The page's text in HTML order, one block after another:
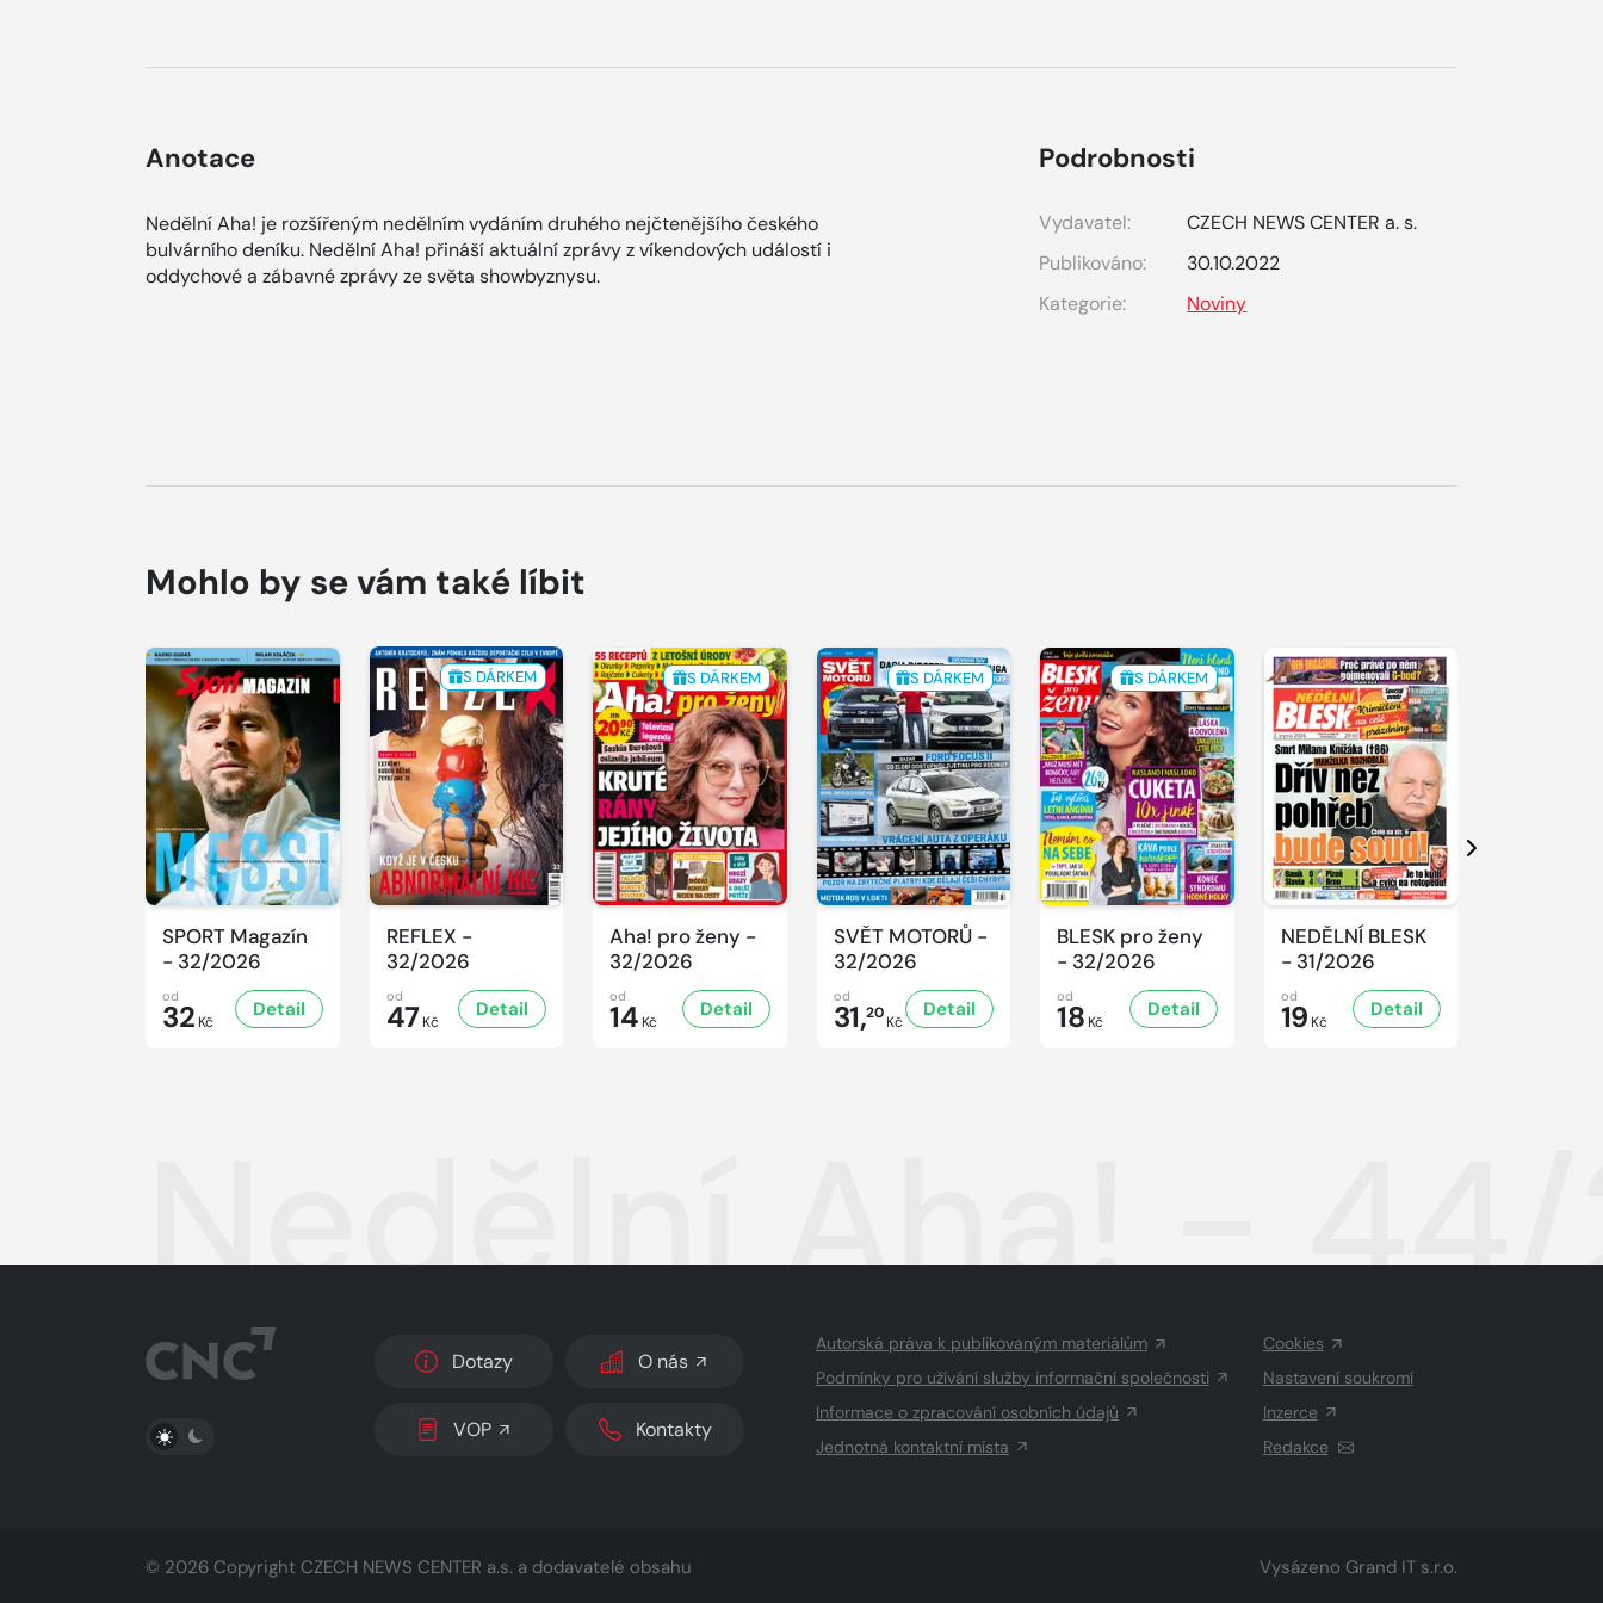
Anotace
Nedělní Aha! je rozšířeným nedělním vydáním druhého nejčtenějšího českého
bulvárního deníku. Nedělní Aha! přináší aktuální zprávy z víkendových událostí i
oddychové a zábavné zprávy ze světa showbyznysu.
Podrobnosti
Vydavatel:
CZECH NEWS CENTER a. s.
Publikováno:
30.10.2022
Kategorie:
Noviny
Mohlo by se vám také líbit
SPORT Magazín
- 32/2026
od
32 Kč
Detail
S DÁRKEM
REFLEX -
32/2026
od
47 Kč
Detail
S DÁRKEM
Aha! pro ženy -
32/2026
od
14 Kč
Detail
S DÁRKEM
SVĚT MOTORŮ -
32/2026
od
31,20Kč
Detail
S DÁRKEM
BLESK pro ženy
- 32/2026
od
18 Kč
Detail
NEDĚLNÍ BLESK
- 31/2026
od
19 Kč
Detail
Další
Nedělní Aha! -
PŘEPNOUT SVĚTLÝ/TMAVÝ REŽIM
Dotazy O nás
VOP Kontakty
Autorská práva k publikovaným materiálům
Podmínky pro užívání služby informační společnosti
Informace o zpracování osobních údajů
Jednotná kontaktní místa
Cookies
Nastavení soukromí
Inzerce
Redakce
© 2026 Copyright CZECH NEWS CENTER a.s. a dodavatelé obsahu Vysázeno Grand IT s.r.o.